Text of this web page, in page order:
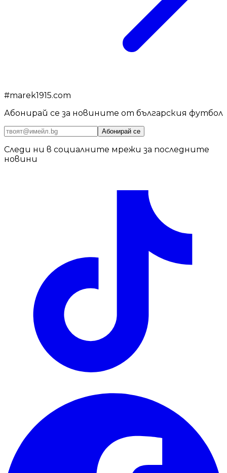
#marek1915.com
Абонирай се за новините от българския футбол
Абонирай се
Следи ни в социалните мрежи за последните
новини